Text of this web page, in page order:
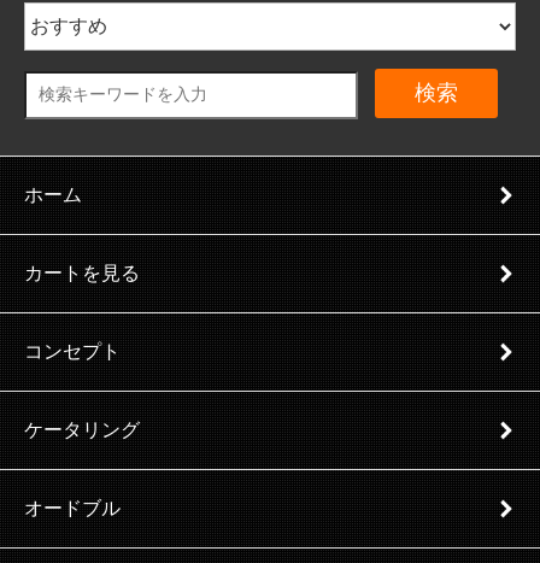
検索
ホーム
カートを見る
コンセプト
ケータリング
オードブル